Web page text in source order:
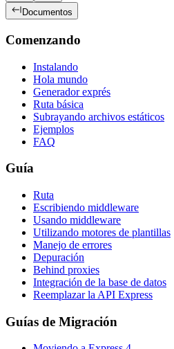
Documentos
Comenzando
Instalando
Hola mundo
Generador exprés
Ruta básica
Subrayando archivos estáticos
Ejemplos
FAQ
Guía
Ruta
Escribiendo middleware
Usando middleware
Utilizando motores de plantillas
Manejo de errores
Depuración
Behind proxies
Integración de la base de datos
Reemplazar la API Express
Guías de Migración